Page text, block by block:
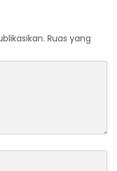
Ruas yang